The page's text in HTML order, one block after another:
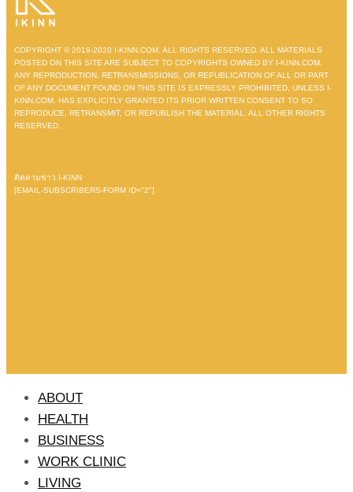
COPYRIGHT © 2019-2020 I-KINN.COM. ALL RIGHTS RESERVED. ALL MATERIALS
POSTED ON THIS SITE ARE SUBJECT TO COPYRIGHTS OWNED BY I-KINN.COM.
ANY REPRODUCTION, RETRANSMISSIONS, OR REPUBLICATION OF ALL OR PART
OF ANY DOCUMENT FOUND ON THIS SITE IS EXPRESSLY PROHIBITED, UNLESS I-
KINN.COM. HAS EXPLICITLY GRANTED ITS PRIOR WRITTEN CONSENT TO SO
REPRODUCE, RETRANSMIT, OR REPUBLISH THE MATERIAL. ALL OTHER RIGHTS
RESERVED.
ติดตามข่าว I-KINN
[EMAIL-SUBSCRIBERS-FORM ID="2"]
ABOUT
HEALTH
BUSINESS
WORK CLINIC
LIVING